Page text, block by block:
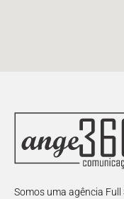
Somos uma agência